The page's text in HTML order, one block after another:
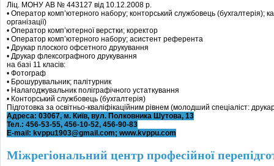
Ліц. МОНУ АВ № 443127 від 10.12.2008 р.
• Оператор комп’ютерного набору; конторський службовець (бухгалтерія);
організації)
• Оператор комп’ютерної верстки; коректор
• Оператор комп’ютерного набору; асистент референта
• Друкар плоского офсетного друкування
• Друкар флексографного друкування
на базі 11 класів:
• Фотограф
• Брошурувальник; палітурник
• Налагоджувальник поліграфічного устаткування
• Конторський службовець (бухгалтерія)
Підготовка за освітньо-кваліфікаційним рівнем (молодший спеціаліст:
Адреса: 03067, м. Київ, вул. Полковника Шутова, 13
Тел.: 456-53-55, 456-10-52, 456-90-83
E-mail: kvppu1903@gmail.com; www.kvppu.com
Міжрегіональний центр професійної